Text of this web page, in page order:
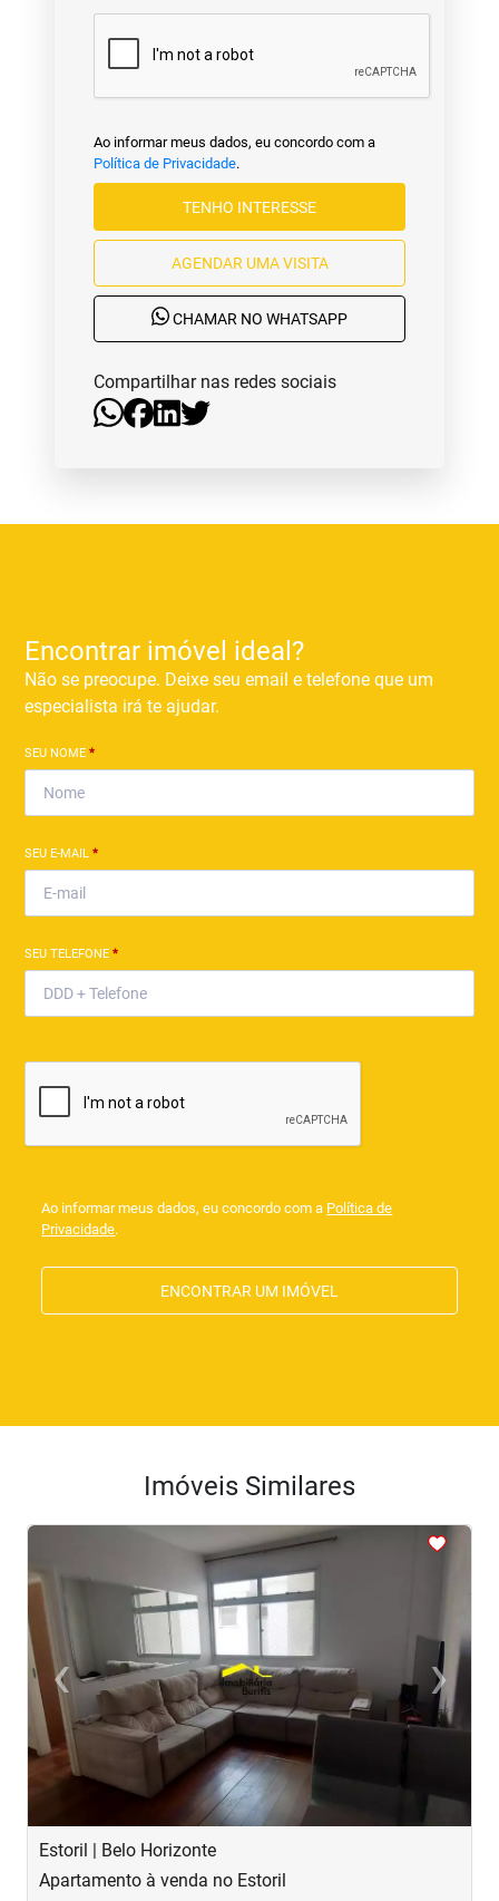
Ao informar meus dados, eu concordo com a
Política de Privacidade.
TENHO INTERESSE
AGENDAR UMA VISITA
CHAMAR NO WHATSAPP
Compartilhar nas redes sociais
Encontrar imóvel ideal?
Não se preocupe. Deixe seu email e telefone que um
especialista irá te ajudar.
SEU NOME*
SEU E-MAIL*
SEU TELEFONE*
Ao informar meus dados, eu concordo com a Política de
Privacidade.
ENCONTRAR UM IMÓVEL
Imóveis Similares
‹Previous ›Next
Estoril | Belo Horizonte
Apartamento à venda no Estoril